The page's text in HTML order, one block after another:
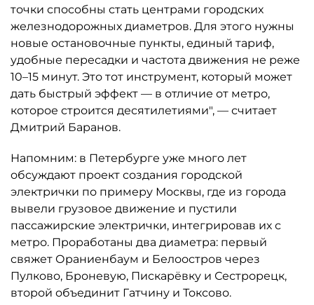
точки способны стать центрами городских
железнодорожных диаметров. Для этого нужны
новые остановочные пункты, единый тариф,
удобные пересадки и частота движения не реже
10–15 минут. Это тот инструмент, который может
дать быстрый эффект — в отличие от метро,
которое строится десятилетиями", — считает
Дмитрий Баранов.
Напомним: в Петербурге уже много лет
обсуждают проект создания городской
электрички по примеру Москвы, где из города
вывели грузовое движение и пустили
пассажирские электрички, интегрировав их с
метро. Проработаны два диаметра: первый
свяжет Ораниенбаум и Белоостров через
Пулково, Броневую, Пискарёвку и Сестрорецк,
второй объединит Гатчину и Токсово.